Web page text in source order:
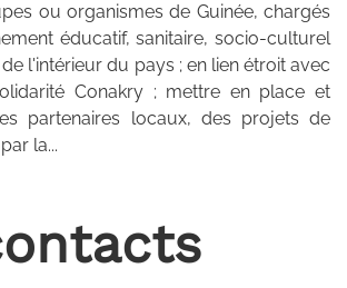
ou organismes de Guinée, chargés
éducatif, sanitaire, socio-culturel
l'intérieur du pays ; en lien étroit avec
Conakry ; mettre en place et
partenaires locaux, des projets de
la...